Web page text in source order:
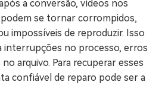
a conversão, vídeos nos
se tornar corrompidos,
impossíveis de reproduzir. Isso
interrupções no processo, erros
arquivo. Para recuperar esses
confiável de reparo pode ser a